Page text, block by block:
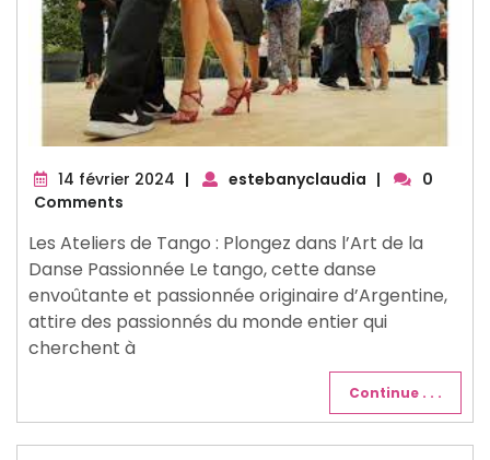
14 février 2024 14| estebanyclaudia |
0
Comments
Les Ateliers de Tango : Plongez dans l’Art de la
Danse Passionnée Le tango, cette danse
envoûtante et passionnée originaire d’Argentine,
attire des passionnés du monde entier qui
cherchent à
Continue . . .